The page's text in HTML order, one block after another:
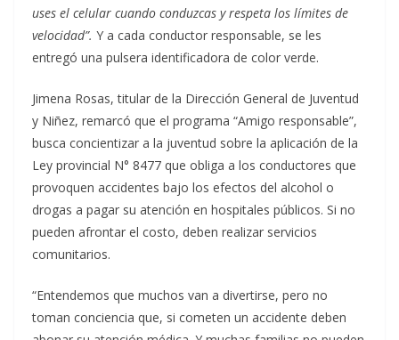
uses el celular cuando conduzcas y respeta los límites de
velocidad”. Y a cada conductor responsable, se les
entregó una pulsera identificadora de color verde.
Jimena Rosas, titular de la Dirección General de Juventud
y Niñez, remarcó que el programa “Amigo responsable”,
busca concientizar a la juventud sobre la aplicación de la
Ley provincial N° 8477 que obliga a los conductores que
provoquen accidentes bajo los efectos del alcohol o
drogas a pagar su atención en hospitales públicos. Si no
pueden afrontar el costo, deben realizar servicios
comunitarios.
“Entendemos que muchos van a divertirse, pero no
toman conciencia que, si cometen un accidente deben